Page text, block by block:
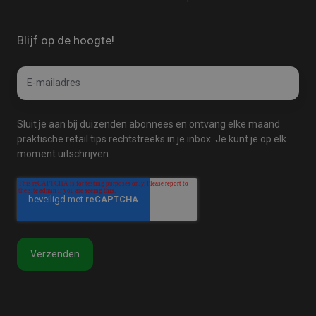
Blijf op de hoogte!
Email
E-
mailadres
Sluit je aan bij duizenden abonnees en ontvang elke maand
praktische retail tips rechtstreeks in je inbox. Je kunt je op elk
moment uitschrijven.